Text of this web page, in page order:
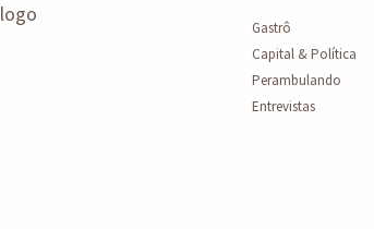
Gastrô
Capital & Política
Perambulando
Entrevistas